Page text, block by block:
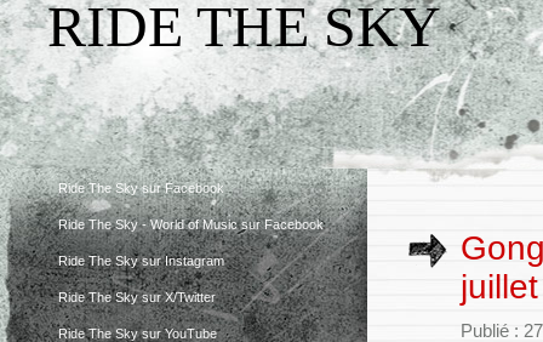
RIDE THE SKY
Ride The Sky sur Facebook
Ride The Sky - World of Music sur Facebook
Ride The Sky sur Instagram
Ride The Sky sur X/Twitter
Ride The Sky sur YouTube
Publié :